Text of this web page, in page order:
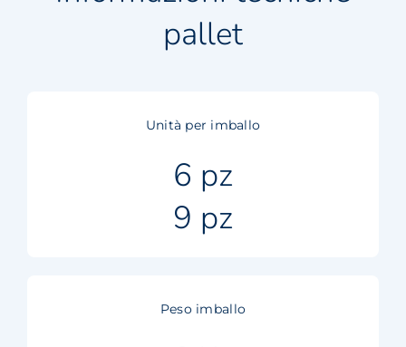
pallet
Unità per imballo
6 pz
9 pz
Peso imballo